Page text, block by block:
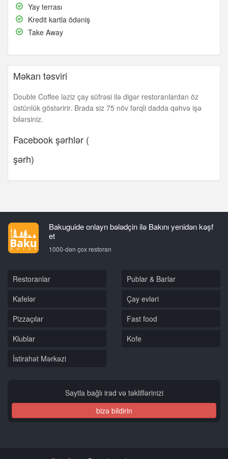
Yay
terrası
Yay terrası
Kredit
kartla
Kredit kartla ödəniş
Take
Take Away
Məkan təsviri
Double Coffee ləziz çay süfrəsi ilə digər restoranlardan öz
üstünlük göstəririr. Brada siz 75 növ fərqli dadda qəhvə işə
bilərsiniz.
Facebook şərhlər (
şərh)
Bakuguide onlayn bələdçin ilə Bakını yenidən kəşf
et
1000-dən çox restoran
Restoranlar
Publar & Barlar
Kafelər
Çay evləri
Pizzaçılar
Fast food
Klublar
Kofe
İstirahət Mərkəzi
Saytla bağlı irad və təkliflərinizi
bizə bildirin